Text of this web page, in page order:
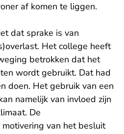
af komen te liggen.
dat sprake is van
Het college heeft
betrokken dat het
wordt gebruikt. Dat had
doen. Het gebruik van een
namelijk van invloed zijn
De
van het besluit